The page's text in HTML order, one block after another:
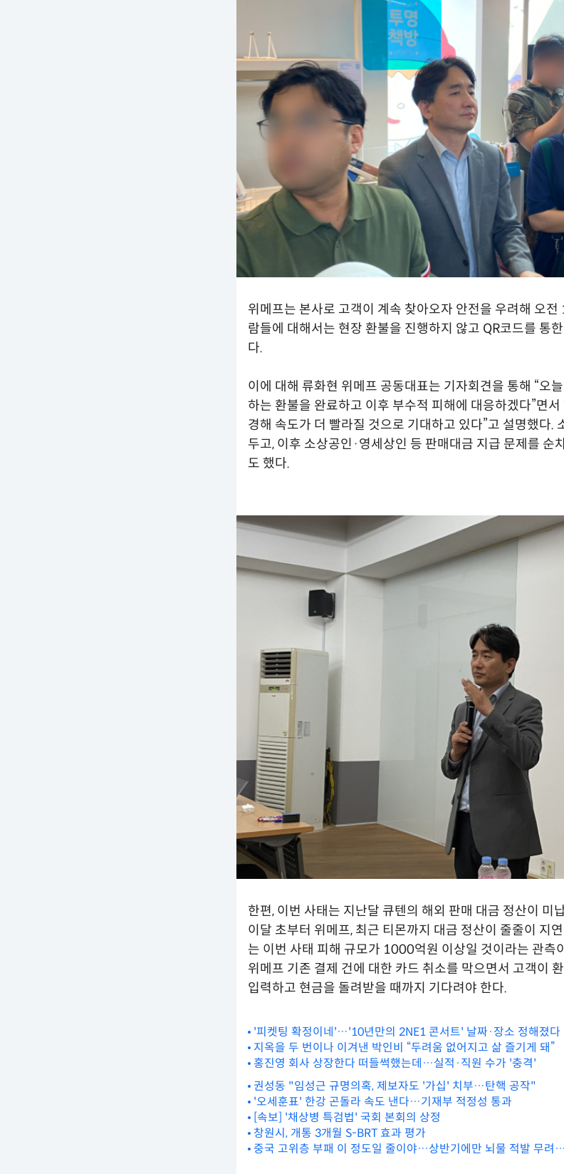
위메프는 본사로 고객이 계속 찾아오자 안전을 우려해 오
람들에 대해서는 현장 환불을 진행하지 않고 QR코드를 통
다.
이에 대해 류화현 위메프 공동대표는 기자회견을 통해 “오
하는 환불을 완료하고 이후 부수적 피해에 대응하겠다”면
경해 속도가 더 빨라질 것으로 기대하고 있다”고 설명했다.
두고, 이후 소상공인·영세상인 등 판매대금 지급 문제를 순
도 했다.
한편, 이번 사태는 지난달 큐텐의 해외 판매 대금 정산이 미
이달 초부터 위메프, 최근 티몬까지 대금 정산이 줄줄이 지
는 이번 사태 피해 규모가 1000억원 이상일 것이라는 관측
위메프 기존 결제 건에 대한 카드 취소를 막으면서 고객이
입력하고 현금을 돌려받을 때까지 기다려야 한다.
'피켓팅 확정이네'…'10년만의 2NE1 콘서트' 날짜·장소 정해졌다
지옥을 두 번이나 이겨낸 박인비 “두려움 없어지고 삶 즐기게 돼”
홍진영 회사 상장한다 떠들썩했는데…실적·직원 수가 '충격'
권성동 "임성근 규명의혹, 제보자도 '가십' 치부…탄핵 공작"
'오세훈표' 한강 곤돌라 속도 낸다…기재부 적정성 통과
[속보] '채상병 특검법' 국회 본회의 상정
창원시, 개통 3개월 S-BRT 효과 평가
중국 고위층 부패 이 정도일 줄이야…상반기에만 뇌물 적발 무려…